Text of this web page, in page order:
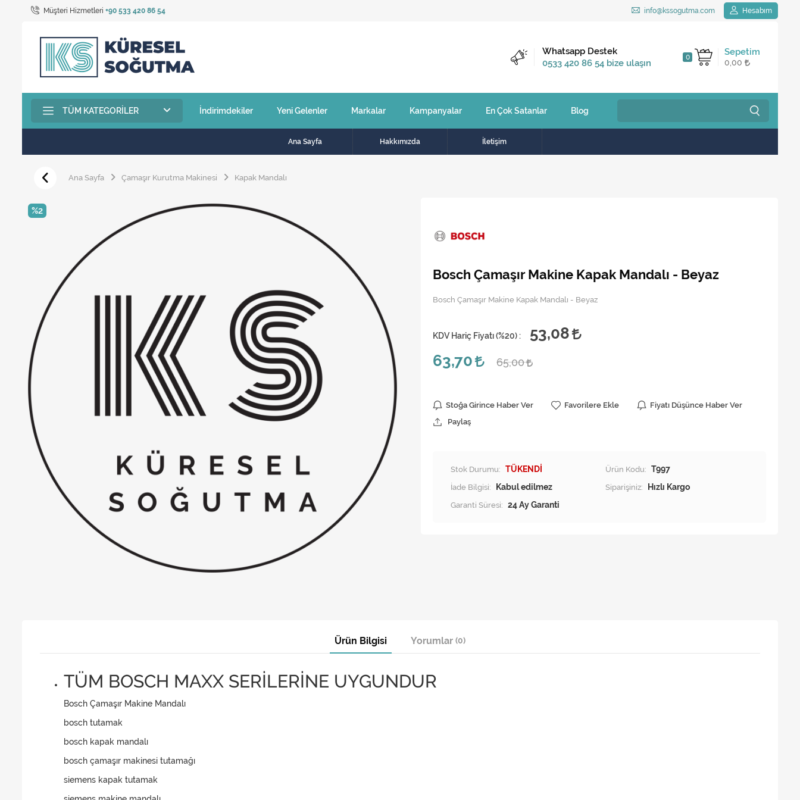
Müşteri Hizmetleri +90 533 420 86 54 info@kssogutma.com Hesabım
Sepetim
0
0,00
Kargo Bedava
2.500 TL ve üzeri
Whatsapp Destek
0533 420 86 54 bize ulaşın
TÜM KATEGORILER İndirimdekiler Yeni Gelenler Markalar Kampanyalar En Çok Satanlar Blog
Ana Sayfa Hakkımızda İletişim
Ana Sayfa Çamaşır Kurutma Makinesi Kapak Mandalı
%2
Bosch Çamaşır Makine Kapak Mandalı - Beyaz
Bosch Çamaşır Makine Kapak Mandalı - Beyaz
KDV Hariç Fiyatı (%20) :
53,08
63,70
65,00
Stoğa Girince Haber Ver Favorilere Ekle
Fiyatı Düşünce Haber Ver
Paylaş
Stok Durumu: TÜKENDİ Ürün Kodu: T997
İade Bilgisi:
Siparişiniz:
Hızlı Kargo
Garanti Süresi: 24 Ay Garanti
Ürün Bilgisi Yorumlar (0)
TÜM BOSCH MAXX SERİLERİNE UYGUNDUR
Bosch Çamaşır Makine Mandalı
bosch tutamak
bosch kapak mandalı
bosch çamaşır makinesi tutamağı
siemens kapak tutamak